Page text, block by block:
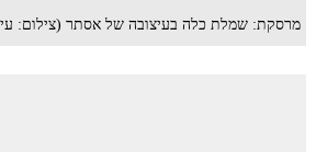
מרסקת: שמלת כלה בעיצובה של אסתר (צילום: